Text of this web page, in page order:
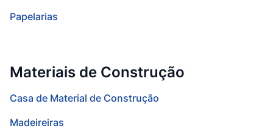
Papelarias
Materiais de Construção
Casa de Material de Construção
Madeireiras